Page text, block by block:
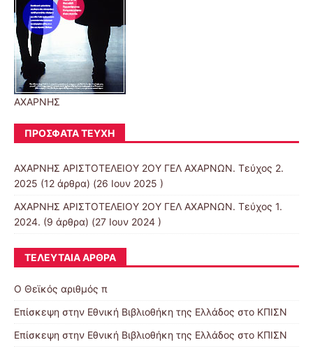
ΑΧΑΡΝΗΣ
ΠΡΌΣΦΑΤΑ ΤΕΎΧΗ
ΑΧΑΡΝΗΣ ΑΡΙΣΤΟΤΕΛΕΙΟΥ 2ΟΥ ΓΕΛ ΑΧΑΡΝΩΝ. Τεύχος 2.
2025 (12 άρθρα) (26 Ιουν 2025 )
ΑΧΑΡΝΗΣ ΑΡΙΣΤΟΤΕΛΕΙΟΥ 2ΟΥ ΓΕΛ ΑΧΑΡΝΩΝ. Τεύχος 1.
2024. (9 άρθρα) (27 Ιουν 2024 )
ΤΕΛΕΥΤΑΊΑ ΆΡΘΡΑ
Ο Θεϊκός αριθμός π
Επίσκεψη στην Εθνική Βιβλιοθήκη της Ελλάδος στο ΚΠΙΣΝ
Επίσκεψη στην Εθνική Βιβλιοθήκη της Ελλάδος στο ΚΠΙΣΝ